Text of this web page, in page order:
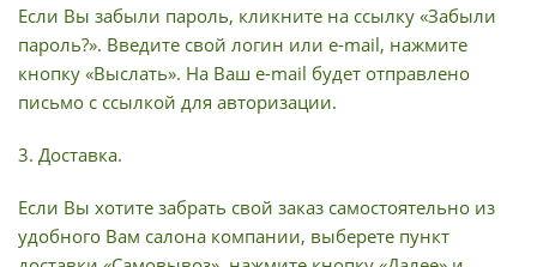
Если Вы забыли пароль, кликните на ссылку «Забыли
пароль?». Введите свой логин или e-mail, нажмите
кнопку «Выслать». На Ваш e-mail будет отправлено
письмо с ссылкой для авторизации.
3. Доставка.
Если Вы хотите забрать свой заказ самостоятельно из
удобного Вам салона компании, выберете пункт